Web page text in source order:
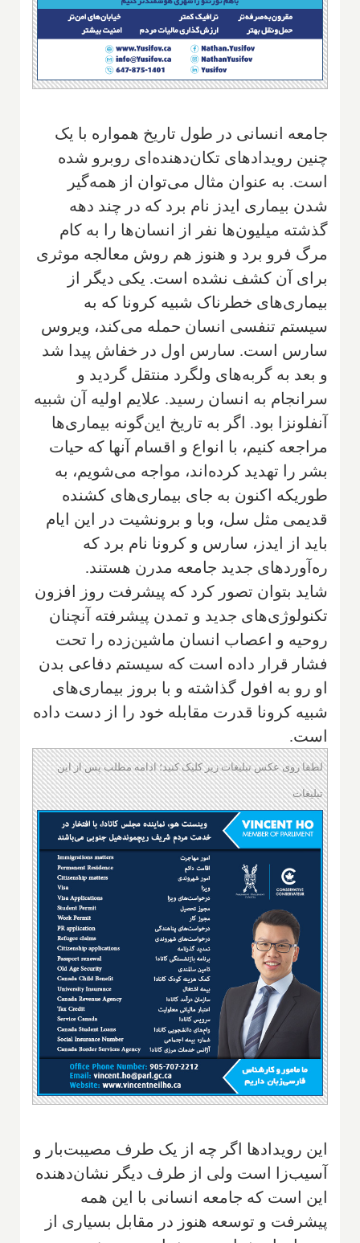
جامعه انسانی در طول تاریخ همواره با یک
چنین رویدادهای تکان‌دهنده‌ای روبرو شده
است. به عنوان مثال می‌توان از همه‌گیر
شدن بیماری ایدز نام برد که در چند دهه
گذشته میلیون‌ها نفر از انسان‌ها را به کام
مرگ فرو برد و هنوز هم روش معالجه موثری
برای آن کشف نشده است. یکی دیگر از
بیماری‌های خطرناک شبیه کرونا که به
سیستم تنفسی انسان حمله می‌کند، ویروس
سارس است. سارس اول در خفاش پیدا شد
و بعد به گربه‌های ولگرد منتقل گردید و
سرانجام به انسان رسید. علایم اولیه آن شبیه
آنفلونزا بود. اگر به تاریخ این‌گونه بیماری‌ها
مراجعه کنیم، با انواع و اقسام آنها که حیات
بشر را تهدید کرده‌اند، مواجه می‌شویم، به
طوریکه اکنون به جای بیماری‌های کشنده
قدیمی مثل سل، وبا و برونشیت در این ایام
باید از ایدز، سارس و کرونا نام برد که
ره‌آوردهای جدید جامعه مدرن هستند.
شاید بتوان تصور کرد که پیشرفت روز افزون
تکنولوژی‌های جدید و تمدن پیشرفته آنچنان
روحیه و اعصاب انسان ماشین‌زده را تحت
فشار قرار داده است که سیستم دفاعی بدن
او رو به افول گذاشته و با بروز بیماری‌های
شبیه کرونا قدرت مقابله خود را از دست داده
است.
لطفا روی عکس تبلیغات زیر کلیک کنید؛ ادامه مطلب پس از این
تبلیغات
این رویدادها اگر چه از یک طرف مصیبت‌بار و
آسیب‌زا است ولی از طرف دیگر نشان‌دهنده
این است که جامعه انسانی با این همه
پیشرفت و توسعه هنوز در مقابل بسیاری از